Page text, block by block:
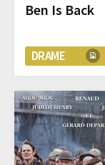
Ben Is Back
DRAME